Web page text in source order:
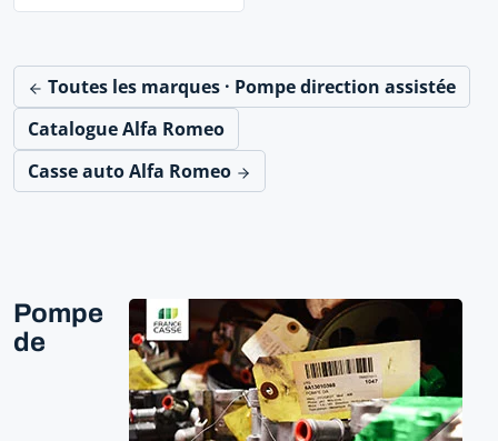
Toutes les marques · Pompe direction assistée
Catalogue Alfa Romeo
Casse auto Alfa Romeo
Pompe
de